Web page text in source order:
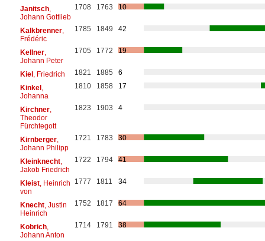
Janitsch,
Johann Gottlieb
1708 1763 10
Kalkbrenner,
Frédéric
1785 1849 42
Kellner,
Johann Peter
1705 1772 19
Kiel, Friedrich 1821 1885
6
Kinkel,
Johanna
1810 1858 17
Kirchner,
Theodor
Fürchtegott
1823 1903 4
Kirnberger,
Johann Philipp
1721 1783 30
Kleinknecht,
Jakob Friedrich
1722 1794 41
Kleist, Heinrich
von
1777 1811 34
Knecht, Justin
Heinrich
1752 1817 64
Kobrich,
Johann Anton
1714 1791 38